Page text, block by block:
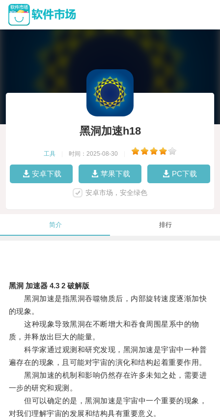
黑洞加速h18
工具 时间：2025-08-30
安卓下载 苹果下载 PC下载
安卓市场，安全绿色
简介 排行
黑洞 加速器 4.3 2 破解版
黑洞加速是指黑洞吞噬物质后，内部旋转速度逐渐加快
的现象。
这种现象导致黑洞在不断增大和吞食周围星系中的物
质，并释放出巨大的能量。
科学家通过观测和研究发现，黑洞加速是宇宙中一种普
遍存在的现象，且可能对宇宙的演化和结构起着重要作用。
黑洞加速的机制和影响仍然存在许多未知之处，需要进
一步的研究和观测。
但可以确定的是，黑洞加速是宇宙中一个重要的现象，
对我们理解宇宙的发展和结构具有重要意义。